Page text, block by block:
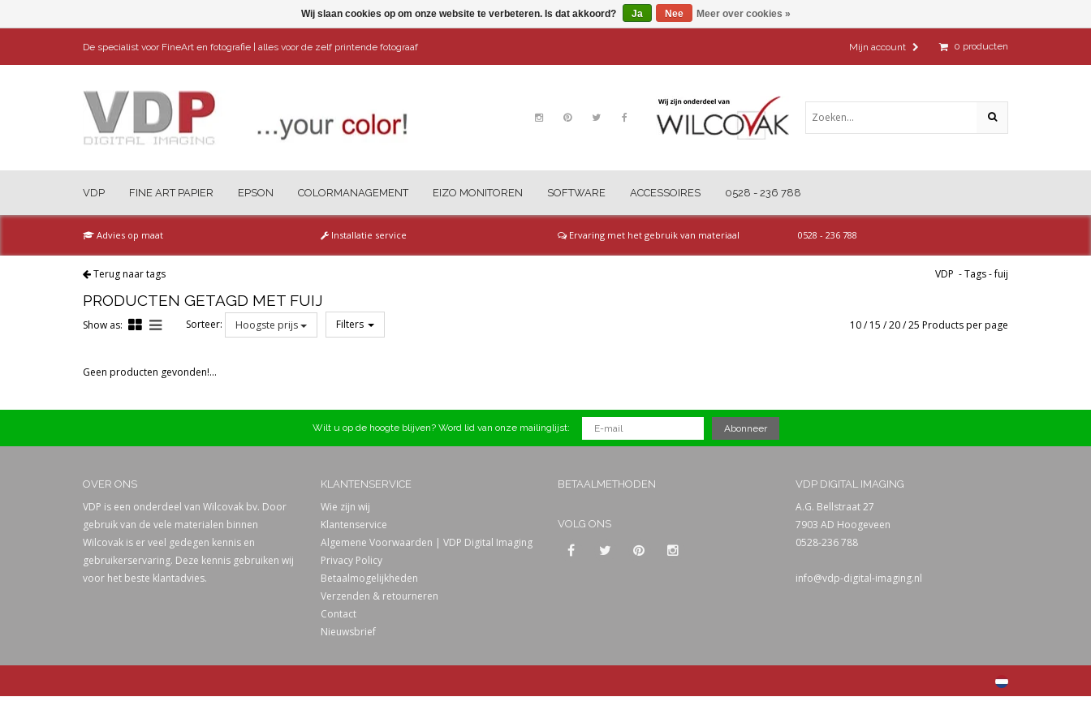
De specialist voor FineArt en fotografie | alles voor de zelf printende fotograaf 0 producten
Mijn account
VDP FINE ART PAPIER EPSON COLORMANAGEMENT EIZO MONITOREN SOFTWARE ACCESSOIRES 0528 - 236 788
Advies op maat Installatie service Ervaring met het gebruik van materiaal 0528 - 236 788
Terug naar tags VDP -Tags-fuij
PRODUCTEN GETAGD MET FUIJ
10/15 /20/25 Products per page
Show as: Sorteer: Hoogste prijs Filters
Prijs
Geen producten gevonden!...
Wilt u op de hoogte blijven? Word lid van onze mailinglijst:
OVER ONS
VDP is een onderdeel van Wilcovak bv. Door
gebruik van de vele materialen binnen
Wilcovak is er veel gedegen kennis en
gebruikerservaring. Deze kennis gebruiken wij
voor het beste klantadvies.
KLANTENSERVICE
Wie zijn wij
Klantenservice
Algemene Voorwaarden | VDP Digital Imaging
Privacy Policy
Betaalmogelijkheden
Verzenden & retourneren
Contact
Nieuwsbrief
BETAALMETHODEN
VOLG ONS
VDP DIGITAL IMAGING
A.G. Bellstraat 27
7903 AD Hoogeveen
0528-236 788
info@vdp-digital-imaging.nl
Wij slaan cookies op om onze website te verbeteren. Is dat akkoord? Ja Nee Meer over cookies »